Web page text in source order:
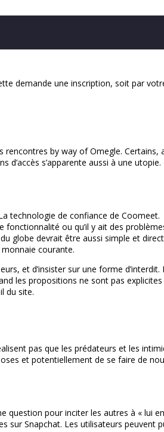
demande une inscription, soit par
rencontres by way of Omegle. Certains,
d’accès s’apparente aussi à une utopie.
technologie de confiance de Coomeet.
ou qu’il y ait des
globe devrait être aussi simple et
courante.
et d’insister sur une forme
les propositions ne sont pas explicites
du site.
pas que les prédateurs et les
et potentiellement de se faire de
question pour inciter les autres à « lui
sur Snapchat. Les utilisateurs peuvent